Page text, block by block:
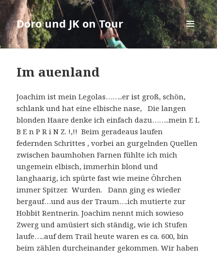
Doro und JK on Tour
MENÜ
UND
Im auenland
Joachim ist mein Legolas……..er ist groß, schön,
schlank und hat eine elbische nase, Die langen
blonden Haare denke ich einfach dazu……..mein E L
B E n P R i N Z. !,!! Beim geradeaus laufen
federnden Schrittes , vorbei an gurgelnden Quellen
zwischen baumhohen Farnen fühlte ich mich
ungemein elbisch, immerhin blond und
langhaarig, ich spürte fast wie meine Öhrchen
immer Spitzer. Wurden. Dann ging es wieder
bergauf…und aus der Traum….ich mutierte zur
Hobbit Rentnerin. Joachim nennt mich sowieso
Zwerg und amüsiert sich ständig, wie ich Stufen
laufe…..auf dem Trail heute waren es ca. 600, bin
beim zählen durcheinander gekommen. Wir haben